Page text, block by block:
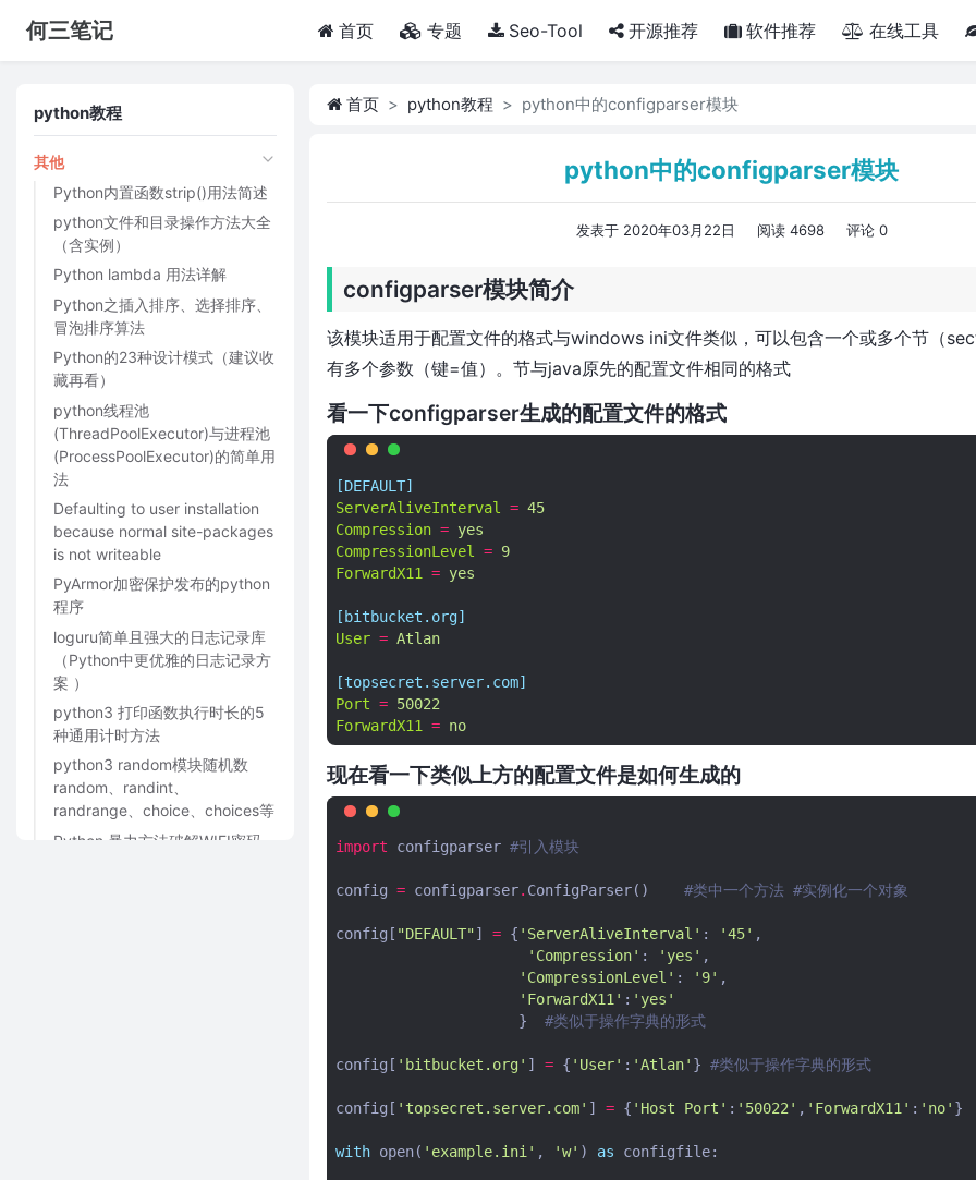
何三笔记 首页(current)专题 Seo-Tool 开源推荐 软件推荐 在线工具
python教程
其他
Python内置函数strip()用法简述
python文件和目录操作方法大全
（含实例）
Python lambda 用法详解
Python之插入排序、选择排序、
冒泡排序算法
Python的23种设计模式（建议收
藏再看）
python线程池
(ThreadPoolExecutor)与进程池
(ProcessPoolExecutor)的简单用
法
Defaulting to user installation
because normal site-packages
is not writeable
PyArmor加密保护发布的python
程序
loguru简单且强大的日志记录库
（Python中更优雅的日志记录方
案 ）
python3 打印函数执行时长的5
种通用计时方法
python3 random模块随机数
random、randint、
randrange、choice、choices等
Python 暴力方法破解WIFI密码
首页 python教程 python中的configparser模块
python中的configparser模块
发表于 2020年03月22日 阅读 4698 评论 0
configparser模块简介
该模块适用于配置文件的格式与windows ini文件类似，可以包含一个或多个节（
有多个参数（键=值）。节与java原先的配置文件相同的格式
看一下configparser生成的配置文件的格式
[DEFAULT]
ServerAliveInterval
= 45
Compression = yes
CompressionLevel
= 9
ForwardX11
= yes
[bitbucket.org]
User = Atlan
[topsecret.server.com]
Port = 50022
ForwardX11
= no
现在看一下类似上方的配置文件是如何生成的
import configparser #引入模块
config = configparser. ConfigParser() #类中一个方法 #实例化一个对象
config [ "DEFAULT" ] = { 'ServerAliveInterval' : '45' ,
'Compression' : 'yes' ,
'CompressionLevel' : '9' ,
'ForwardX11' : 'yes'
}
#类似于操作字典的形式
config [ 'bitbucket.org' ] = { 'User' : 'Atlan' } #类似于操作字典的形式
config [ 'topsecret.server.com' ] = { 'Host Port' : '50022' , 'ForwardX11' : 'no' }
with open( 'example.ini' , 'w' ) as configfile: